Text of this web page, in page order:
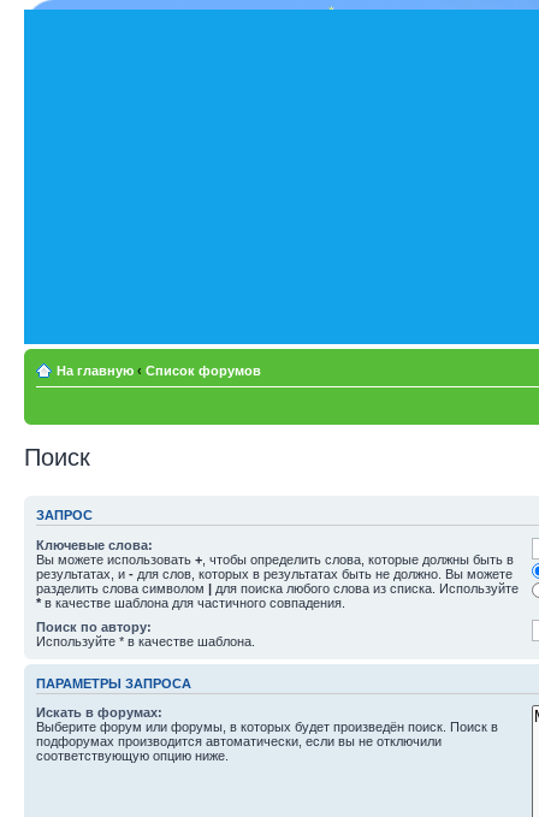
На главную ‹ Список форумов
Поиск
ЗАПРОС
Ключевые слова:
Вы можете использовать + , чтобы определить слова, которые должны быть в
результатах, и - для слов, которых в результатах быть не должно. Вы можете
разделить слова символом | для поиска любого слова из списка. Используйте
* в качестве шаблона для частичного совпадения.
Поиск по автору:
Используйте * в качестве шаблона.
ПАРАМЕТРЫ ЗАПРОСА
Искать в форумах:
Выберите форум или форумы, в которых будет произведён поиск. Поиск в
подфорумах производится автоматически, если вы не отключили
соответствующую опцию ниже.